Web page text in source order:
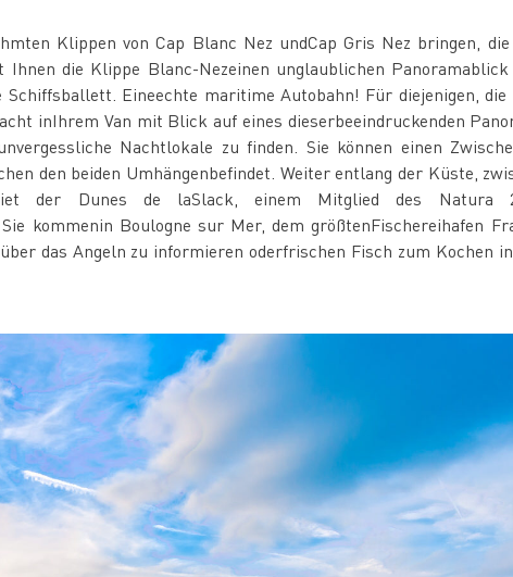
Klippen von Cap Blanc Nez undCap Gris Nez bringen,
Ihnen die Klippe Blanc-Nezeinen unglaublichen
Eineechte maritime Autobahn! Für diejenigen, die
inIhrem Van mit Blick auf eines dieserbeeindruckenden
Nachtlokale zu finden. Sie können einen
den beiden Umhängenbefindet. Weiter entlang der Küste,
der Dunes de laSlack, einem Mitglied des Natura
kommenin Boulogne sur Mer, dem größtenFischereihafen
das Angeln zu informieren oderfrischen Fisch zum Kochen